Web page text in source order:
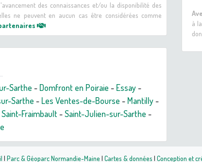
des connaissances et/ou la disponibilité des
ne peuvent en aucun cas être considérées comme
Sarthe - Domfront en Poiraie - Essay-
Sarthe - Les Ventes-de-Bourse - Mantilly-
Saint-Fraimbault-Saint-Julien-sur-Sarthe -
à
| Parc & Géoparc Normandie-Maine | Cartes & données | Conception et